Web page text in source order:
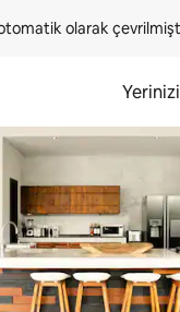
olarak